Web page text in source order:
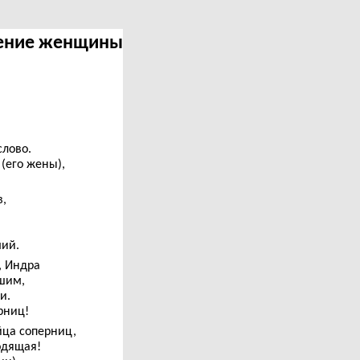
женщины
жены),
Индра
соперниц,